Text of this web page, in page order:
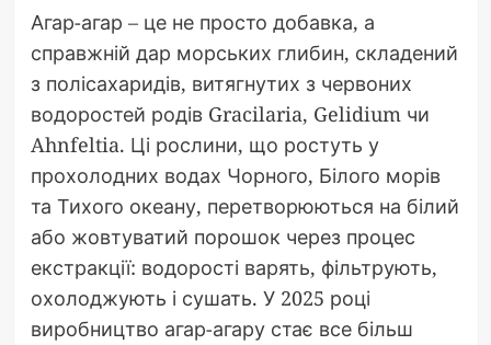
Агар-агар – це не просто добавка, а
справжній дар морських глибин, складений
з полісахаридів, витягнутих з червоних
водоростей родів Gracilaria, Gelidium чи
Ahnfeltia. Ці рослини, що ростуть у
прохолодних водах Чорного, Білого морів
та Тихого океану, перетворюються на білий
або жовтуватий порошок через процес
екстракції: водорості варять, фільтрують,
охолоджують і сушать. У 2025 році
виробництво агар-агару стає все більш